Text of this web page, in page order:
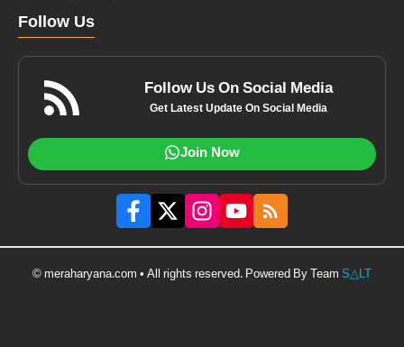
Follow Us
Follow Us On Social Media
Get Latest Update On Social Media
Join Now
© meraharyana.com • All rights reserved. Powered By Team S△LT